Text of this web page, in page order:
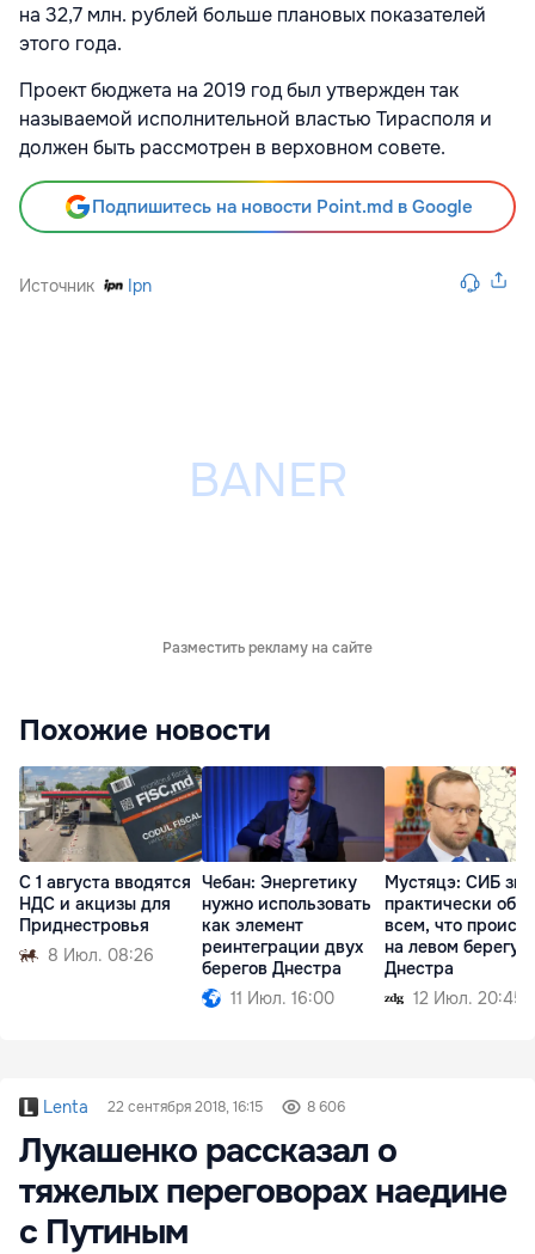
на 32,7 млн. рублей больше плановых показателей
этого года.
Проект бюджета на 2019 год был утвержден так
называемой исполнительной властью Тирасполя и
должен быть рассмотрен в верховном совете.
Подпишитесь на новости Point.md в Google
Источник Ipn
Разместить рекламу на сайте
Похожие новости
С 1 августа вводятся
НДС и акцизы для
Приднестровья
8 Июл. 08:26
Чебан: Энергетику
нужно использовать
как элемент
реинтеграции двух
берегов Днестра
11 Июл. 16:00
Мустяцэ: СИБ
практически обо
всем, что
на левом берегу
Днестра
12 Июл. 20:45
Lenta 22 сентября 2018, 16:15 8 606
Лукашенко рассказал о
тяжелых переговорах наедине
с Путиным